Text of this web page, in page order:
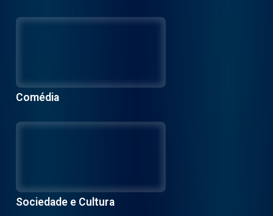
Comédia
Sociedade e Cultura